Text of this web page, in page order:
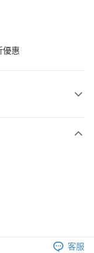
優惠
客服